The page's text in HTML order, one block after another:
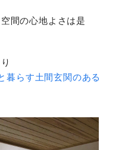
間の心地よさは是
暮らす土間玄関のある